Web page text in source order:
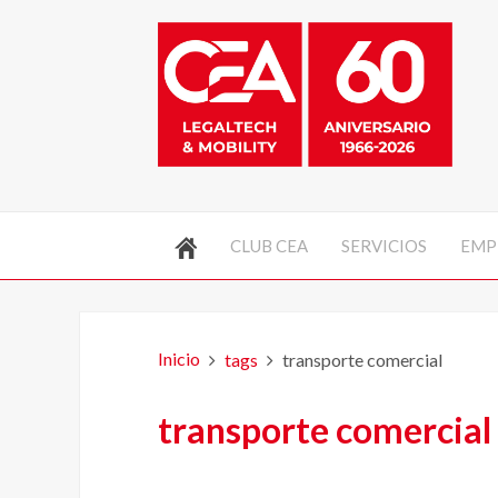
CLUB CEA SERVICIOS
Inicio tags transporte comercial
transporte comercial